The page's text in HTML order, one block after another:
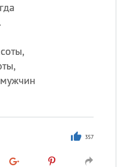
357
маяка
празднуют именины
, Афанасий,Борис